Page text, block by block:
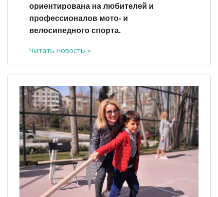
ориентирована на любителей и
профессионалов мото- и
велосипедного спорта.
Читать новость »